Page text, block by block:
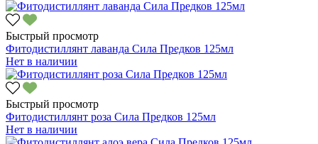
Быстрый просмотр
Фитодистиллянт лаванда Сила Предков 125мл
Нет в наличии
Быстрый просмотр
Фитодистиллянт роза Сила Предков 125мл
Нет в наличии